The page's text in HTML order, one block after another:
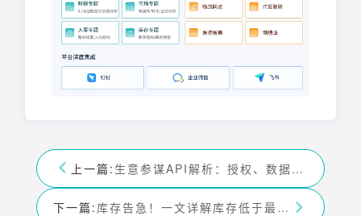
上一篇: 生意参谋API解析：授权、数据获取与分析指南
下一篇: 库存告急！一文详解库存低于最低库存预警公式与应用